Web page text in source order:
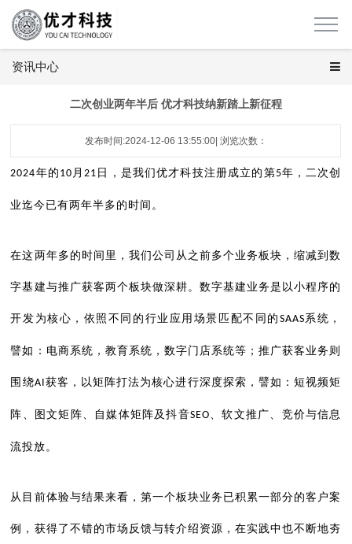
资讯中心
二次创业两年半后 优才科技纳新踏上新征程
发布时间:2024-12-06 13:55:00| 浏览次数：
2024年的 10 月21 日，是我们优才科技注册成立的第5年，二次创
业迄今已有两年半多的时间。
在这两年多的时间里，我们公司从之前多个业务板块，缩减到数
字基建与推广获客两个板块做深耕。数字基建业务是以小程序的
开发为核心，依照不同的行业应用场景匹配不同的 SAAS系统，
譬如：电商系统，教育系统，数字门店系统等；推广获客业务则
围绕AI获客，以矩阵打法为核心进行深度探索，譬如：短视频矩
阵、图文矩阵、自媒体矩阵及抖音SEO、软文推广、竞价与信息
流投放。
从目前体验与结果来看，第一个板块业务已积累一部分的客户案
例，获得了不错的市场反馈与转介绍资源，在实践中也不断地夯